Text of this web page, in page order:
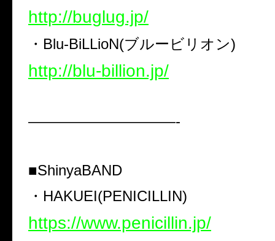
http://buglug.jp/
・ Blu-BiLLioN(ブルービリオン)
http://blu-billion.jp/
——————————-
■ShinyaBAND
・ HAKUEI(PENICILLIN)
https://www.penicillin.jp/